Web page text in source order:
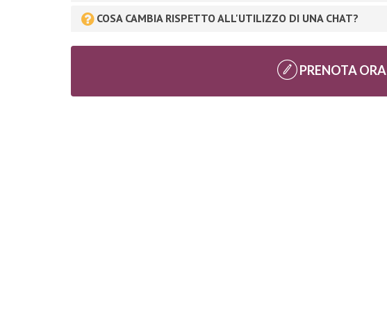
COSA CAMBIA RISPETTO ALL'UTILIZZO DI UNA CHAT?
PRENOTA ORA